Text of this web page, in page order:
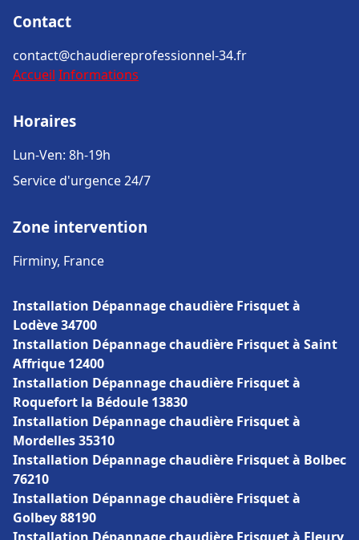
Contact
contact@chaudiereprofessionnel-34.fr
Accueil Informations
Horaires
Lun-Ven: 8h-19h
Service d'urgence 24/7
Zone intervention
Firminy, France
Installation Dépannage chaudière Frisquet à
Lodève 34700
Installation Dépannage chaudière Frisquet à Saint
Affrique 12400
Installation Dépannage chaudière Frisquet à
Roquefort la Bédoule 13830
Installation Dépannage chaudière Frisquet à
Mordelles 35310
Installation Dépannage chaudière Frisquet à Bolbec
76210
Installation Dépannage chaudière Frisquet à
Golbey 88190